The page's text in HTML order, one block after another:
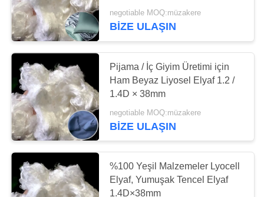
TEKLIF
ISTEĞI
SITE
HARITASI
PRIVACY
POLICY
mikrofiber
Dope Boyalı
Polyester Elyaf
negotiable MOQ:müzakere
BIZE ULAŞIN
Pijama / İç Giyim Üretimi için
Ham Beyaz Liyosel Elyaf 1.2 /
1.4D × 38mm
negotiable MOQ:müzakere
BIZE ULAŞIN
%100 Yeşil Malzemeler Lyocell
Elyaf, Yumuşak Tencel Elyaf
1.4D×38mm